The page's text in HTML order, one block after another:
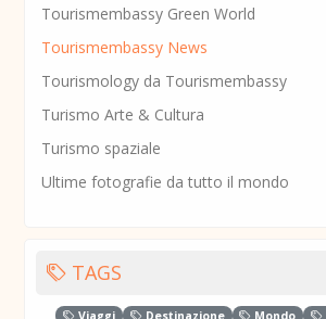
Tourismembassy Green World
Tourismembassy News
Tourismology da Tourismembassy
Turismo Arte & Cultura
Turismo spaziale
Ultime fotografie da tutto il mondo
TAGS
Viaggi Destinazione Mondo